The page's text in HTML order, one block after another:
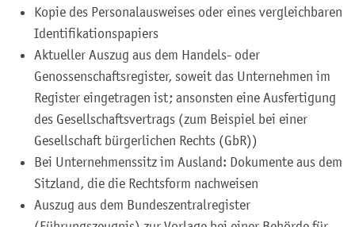
Kopie des Personalausweises oder eines vergleichbaren
Identifikationspapiers
Aktueller Auszug aus dem Handels- oder
Genossenschaftsregister, soweit das Unternehmen im
Register eingetragen ist; ansonsten eine Ausfertigung
des Gesellschaftsvertrags (zum Beispiel bei einer
Gesellschaft bürgerlichen Rechts (GbR))
Bei Unternehmenssitz im Ausland: Dokumente aus dem
Sitzland, die die Rechtsform nachweisen
Auszug aus dem Bundeszentralregister